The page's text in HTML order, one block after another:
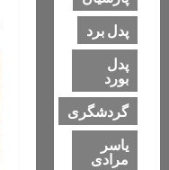
پدل برد
پدل
بورد
گردشگری
یاسر
مرادی